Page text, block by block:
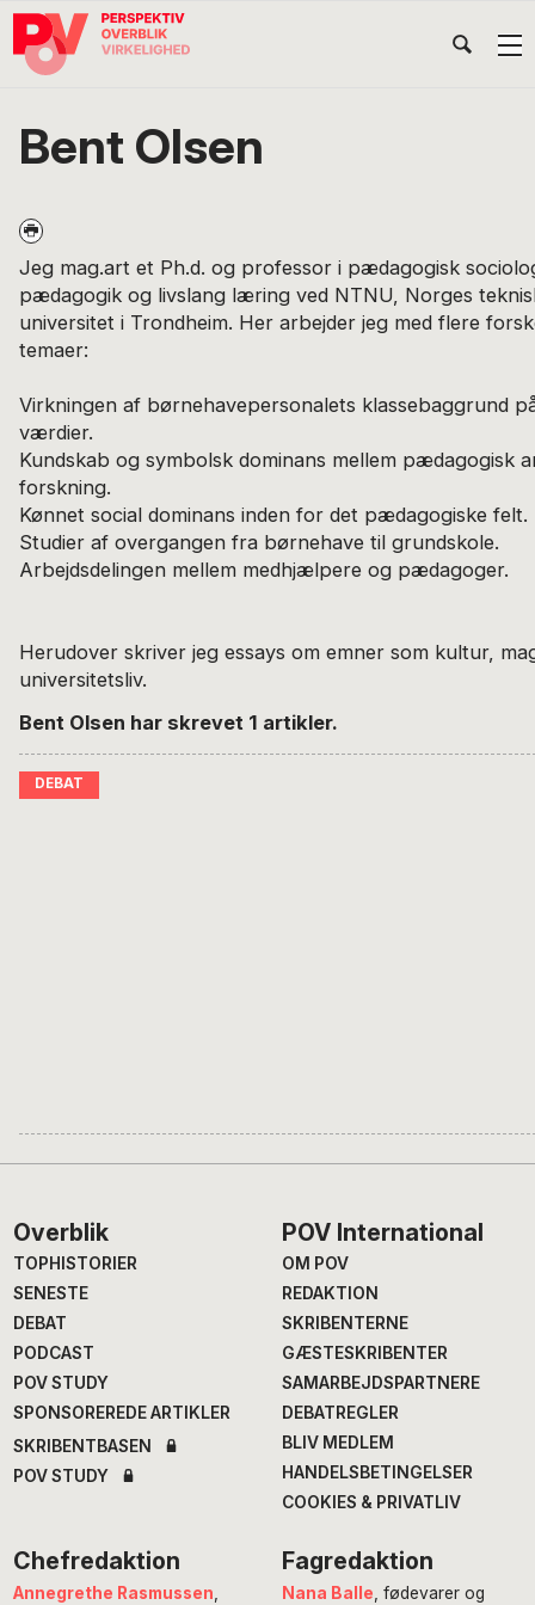
Gå
direkte
navigation
Skip
indhold
Gå
direkte
POV
International
Bent Olsen
Jeg mag.art et Ph.d. og professor i pædagogisk
pædagogik og livslang læring ved NTNU, Norges
universitet i Trondheim. Her arbejder jeg med flere
temaer:
Virkningen af børnehavepersonalets klassebaggrund
værdier.
Kundskab og symbolsk dominans mellem pædagogisk
forskning.
Kønnet social dominans inden for det pædagogiske felt.
Studier af overgangen fra børnehave til grundskole.
Arbejdsdelingen mellem medhjælpere og pædagoger.
Herudover skriver jeg essays om emner som kultur,
universitetsliv.
Bent Olsen har skrevet 1 artikler.
Footer
Overblik
TOPHISTORIER
SENESTE
DEBAT
PODCAST
POV STUDY
SPONSOREREDE ARTIKLER
SKRIBENTBASEN
POV STUDY
POV International
OM POV
REDAKTION
SKRIBENTERNE
GÆSTESKRIBENTER
SAMARBEJDSPARTNERE
DEBATREGLER
BLIV MEDLEM
HANDELSBETINGELSER
COOKIES & PRIVATLIV
Chefredaktion
Annegrethe Rasmussen
Fagredaktion
Nana Balle , fødevarer og